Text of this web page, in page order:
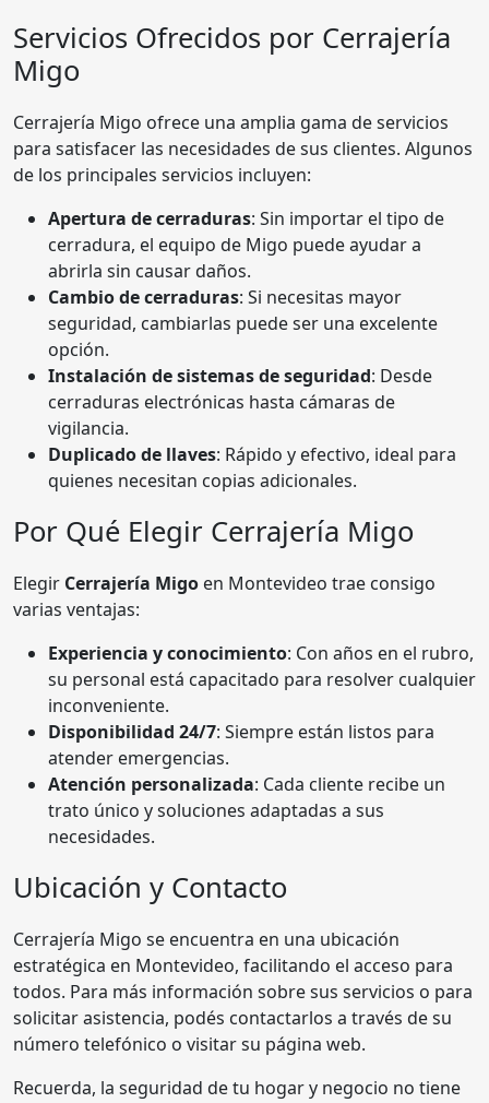
Servicios Ofrecidos por Cerrajería
Migo
Cerrajería Migo ofrece una amplia gama de servicios
para satisfacer las necesidades de sus clientes. Algunos
de los principales servicios incluyen:
Apertura de cerraduras: Sin importar el tipo de
cerradura, el equipo de Migo puede ayudar a
abrirla sin causar daños.
Cambio de cerraduras: Si necesitas mayor
seguridad, cambiarlas puede ser una excelente
opción.
Instalación de sistemas de seguridad: Desde
cerraduras electrónicas hasta cámaras de
vigilancia.
Duplicado de llaves: Rápido y efectivo, ideal para
quienes necesitan copias adicionales.
Por Qué Elegir Cerrajería Migo
Elegir Cerrajería Migo en Montevideo trae consigo
varias ventajas:
Experiencia y conocimiento: Con años en el rubro,
su personal está capacitado para resolver cualquier
inconveniente.
Disponibilidad 24/7: Siempre están listos para
atender emergencias.
Atención personalizada: Cada cliente recibe un
trato único y soluciones adaptadas a sus
necesidades.
Ubicación y Contacto
Cerrajería Migo se encuentra en una ubicación
estratégica en Montevideo, facilitando el acceso para
todos. Para más información sobre sus servicios o para
solicitar asistencia, podés contactarlos a través de su
número telefónico o visitar su página web.
Recuerda, la seguridad de tu hogar y negocio no tiene